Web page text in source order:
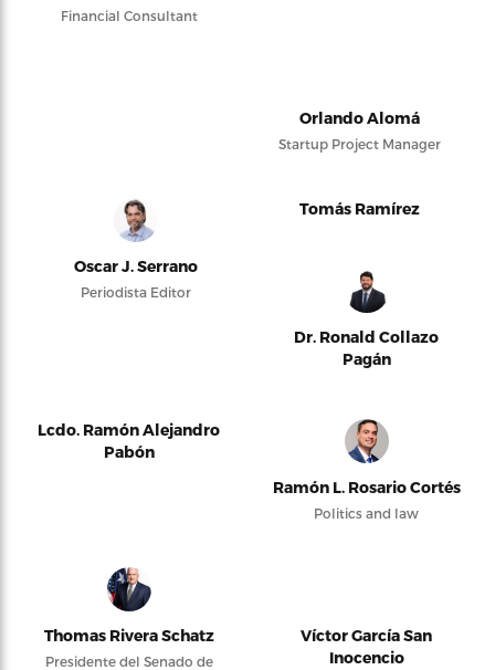
Financial Consultant
Orlando Alomá
Startup Project Manager
Oscar J. Serrano
Periodista Editor
Tomás Ramírez
Dr. Ronald Collazo
Pagán
Lcdo. Ramón Alejandro
Pabón
Ramón L. Rosario Cortés
Politics and law
Thomas Rivera Schatz
Presidente del Senado de
Víctor García San
Inocencio